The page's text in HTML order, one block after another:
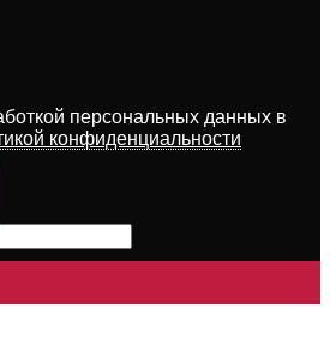
персональных данных в
конфиденциальности